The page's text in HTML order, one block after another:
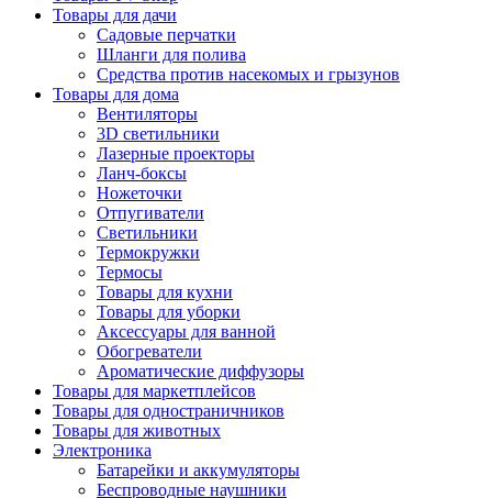
Товары для дачи
Садовые перчатки
Шланги для полива
Средства против насекомых и грызунов
Товары для дома
Вентиляторы
3D светильники
Лазерные проекторы
Ланч-боксы
Ножеточки
Отпугиватели
Светильники
Термокружки
Термосы
Товары для кухни
Товары для уборки
Аксессуары для ванной
Обогреватели
Ароматические диффузоры
Товары для маркетплейсов
Товары для одностраничников
Товары для животных
Электроника
Батарейки и аккумуляторы
Беспроводные наушники